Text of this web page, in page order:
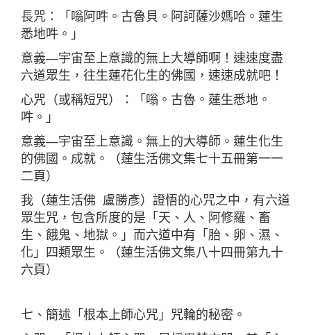
長咒：「嗡阿吽。古魯貝。阿訶薩沙媽哈。蓮生
悉地吽。」
意義—宇宙至上意識的無上大導師啊！速速度盡
六道眾生，往生蓮花化生的佛國，速速成就吧！
心咒（或稱短咒）：「嗡。古魯。蓮生悉地。
吽。」
意義—宇宙至上意識。無上的大導師。蓮生化生
的佛國。成就。（蓮生活佛文集七十五冊第一一
二頁）
我（蓮生活佛 盧勝彥）證悟的心咒之中，有六道
眾生咒，包含所度的是「天、人、阿修羅、畜
生、餓鬼、地獄。」而六道中有「胎、卵、濕、
化」四類眾生。（蓮生活佛文集八十四冊第九十
六頁）
七、簡述「根本上師心咒」咒輪的秘密。